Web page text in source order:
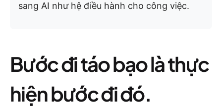
sang AI như hệ điều hành cho công việc.
Bước đi táo bạo là thực
hiện bước đi đó.